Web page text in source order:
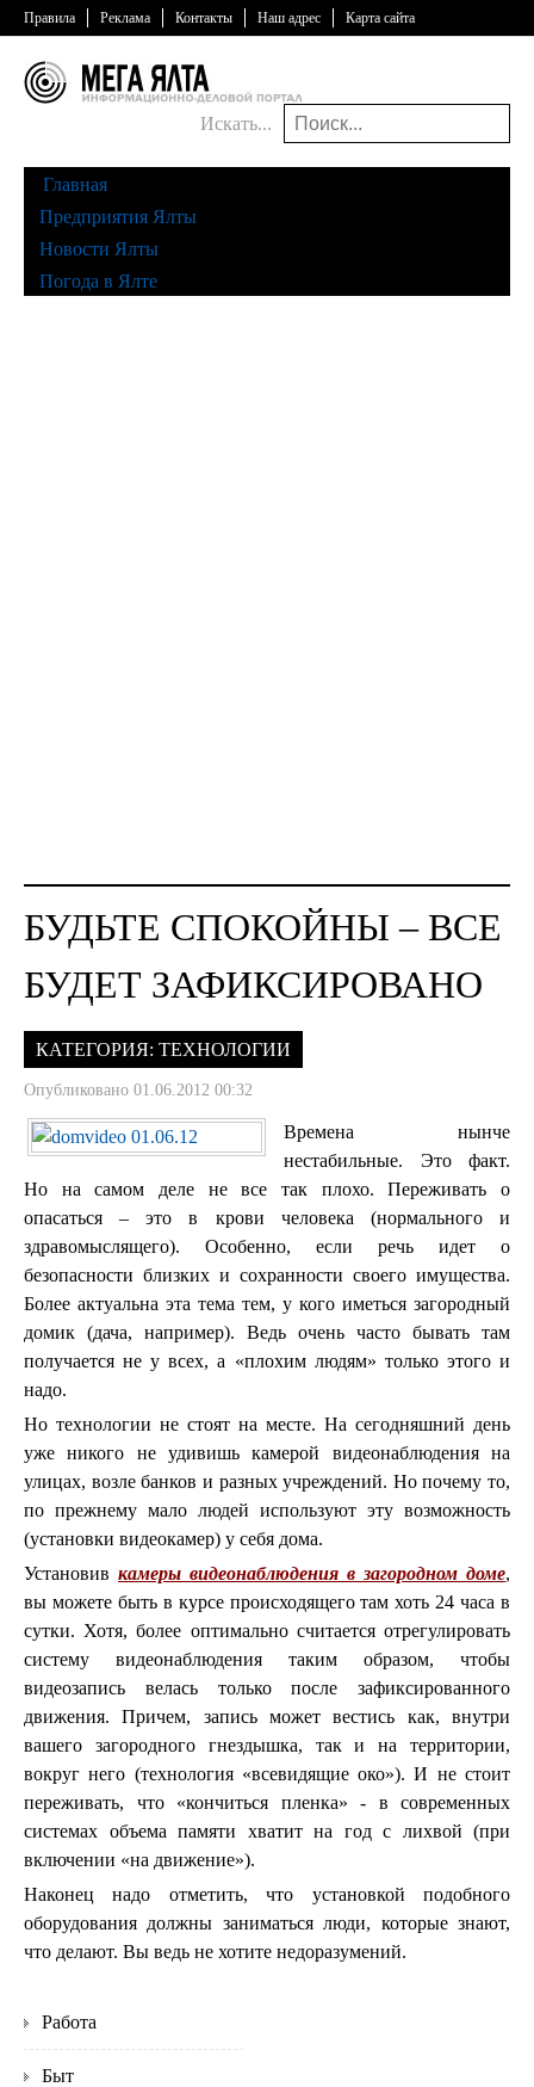
Правила Реклама Контакты Наш адрес Карта сайта
Искать...
Главная
Предприятия Ялты
Новости Ялты
Погода в Ялте
БУДЬТЕ СПОКОЙНЫ – ВСЕ
БУДЕТ ЗАФИКСИРОВАНО
КАТЕГОРИЯ: ТЕХНОЛОГИИ
Опубликовано 01.06.2012 00:32
Времена нынче
нестабильные. Это факт.
Но на самом деле не все так плохо. Переживать о
опасаться – это в крови человека (нормального и
здравомыслящего). Особенно, если речь идет о
безопасности близких и сохранности своего имущества.
Более актуальна эта тема тем, у кого иметься загородный
домик (дача, например). Ведь очень часто бывать там
получается не у всех, а «плохим людям» только этого и
надо.
Но технологии не стоят на месте. На сегодняшний день
уже никого не удивишь камерой видеонаблюдения на
улицах, возле банков и разных учреждений. Но почему то,
по прежнему мало людей используют эту возможность
(установки видеокамер) у себя дома.
Установив камеры видеонаблюдения в загородном доме,
вы можете быть в курсе происходящего там хоть 24 часа в
сутки. Хотя, более оптимально считается отрегулировать
систему видеонаблюдения таким образом, чтобы
видеозапись велась только после зафиксированного
движения. Причем, запись может вестись как, внутри
вашего загородного гнездышка, так и на территории,
вокруг него (технология «всевидящие око»). И не стоит
переживать, что «кончиться пленка» - в современных
системах объема памяти хватит на год с лихвой (при
включении «на движение»).
Наконец надо отметить, что установкой подобного
оборудования должны заниматься люди, которые знают,
что делают. Вы ведь не хотите недоразумений.
Работа
Быт